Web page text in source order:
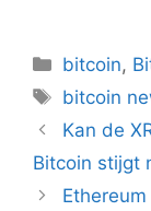
bitcoin,
Tags
bitcoin
Kan de
Bitcoin stijgt